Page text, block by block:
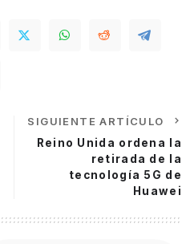
SIGUIENTE ARTÍCULO
Reino Unida ordena la
retirada de la
tecnología 5G de
Huawei